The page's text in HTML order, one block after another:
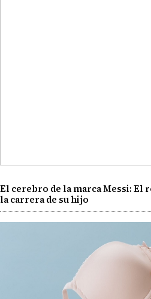
El cerebro de la marca Messi: El
la carrera de su hijo